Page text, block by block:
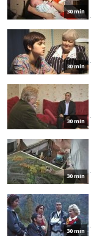
30 min
30 min
30 min
30 min
30 min